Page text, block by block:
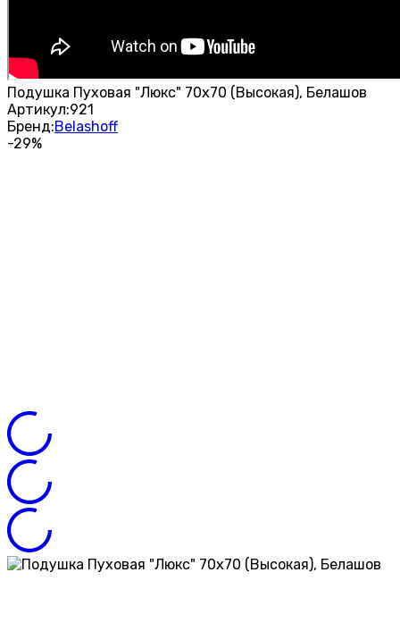
Подушка Пуховая "Люкс" 70х70 (Высокая), Белашов
Артикул:921
Бренд:Belashoff
-29%